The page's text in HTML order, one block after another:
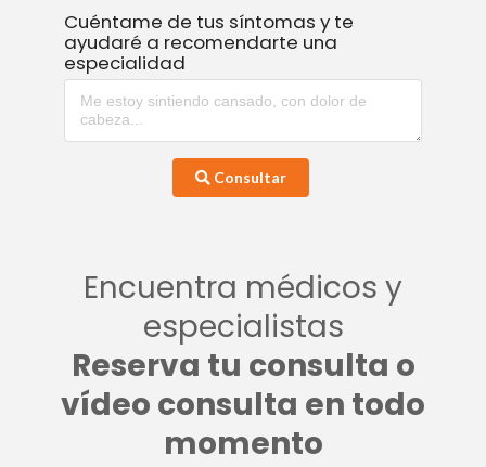
Cuéntame de tus síntomas y te
ayudaré a recomendarte una
especialidad
Consultar
Encuentra médicos y
especialistas
Reserva tu consulta o
vídeo consulta en todo
momento